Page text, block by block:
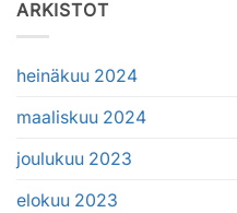
ARKISTOT
heinäkuu 2024
maaliskuu 2024
joulukuu 2023
elokuu 2023